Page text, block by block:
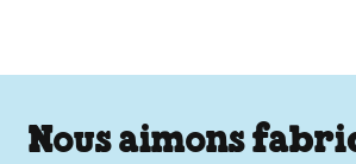
Nous aimons